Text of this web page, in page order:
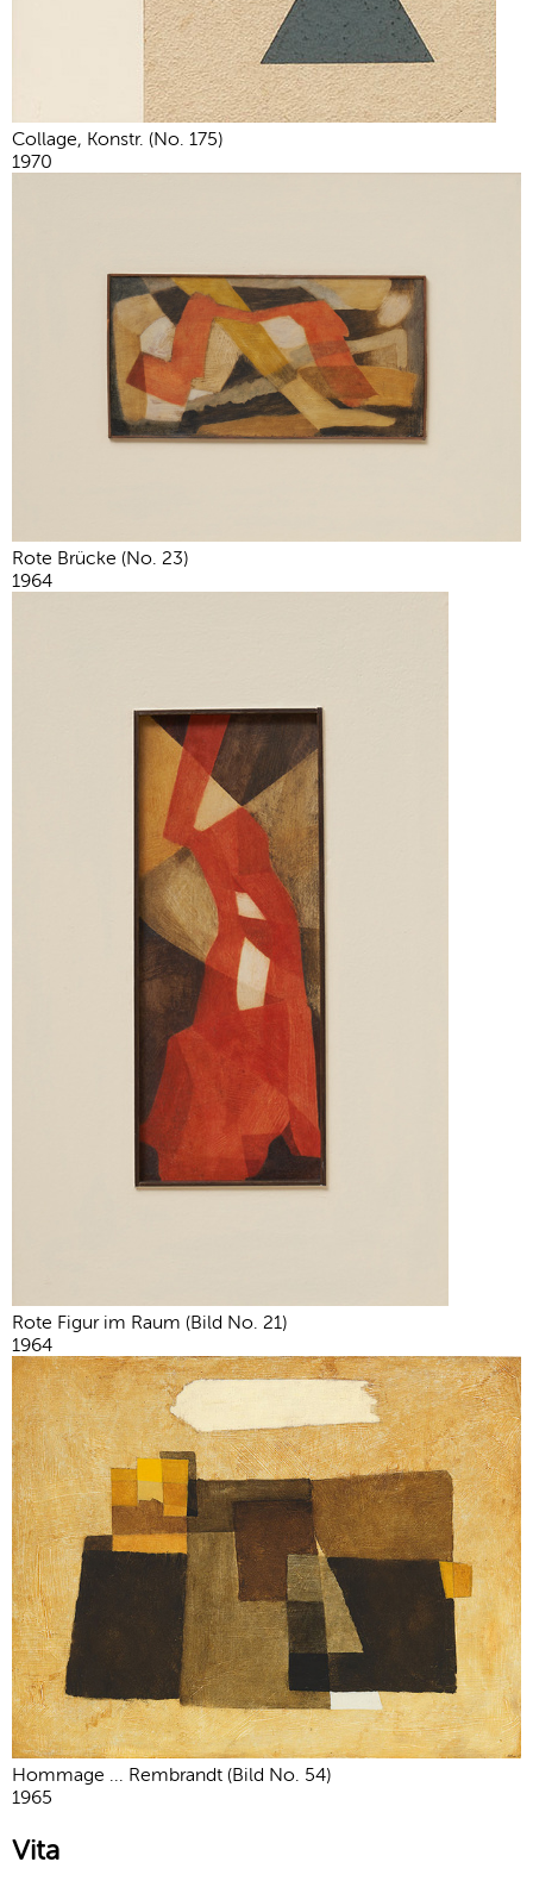
Collage, Konstr. (No. 175)
1970
Rote Brücke (No. 23)
1964
Rote Figur im Raum (Bild No. 21)
1964
Hommage ... Rembrandt (Bild No. 54)
1965
Vita